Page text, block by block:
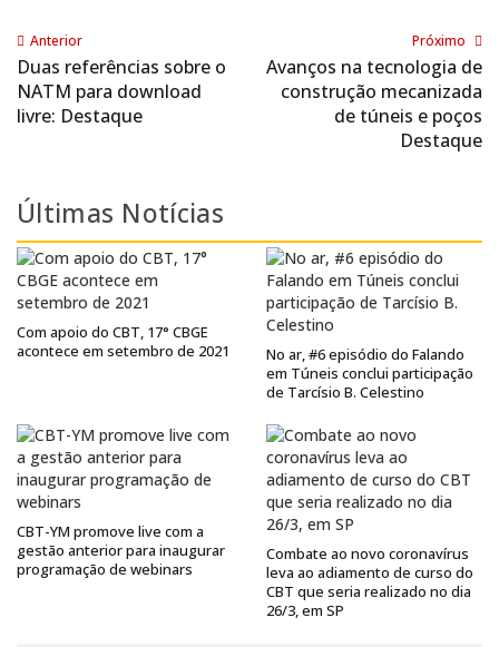
Anterior
Duas referências sobre o
NATM para download
livre: Destaque
Próximo
Avanços na tecnologia de
construção mecanizada
de túneis e poços
Destaque
Últimas Notícias
Com apoio do CBT, 17° CBGE
acontece em setembro de 2021
No ar, #6 episódio do Falando
em Túneis conclui participação
de Tarcísio B. Celestino
CBT-YM promove live com a
gestão anterior para inaugurar
programação de webinars
Combate ao novo coronavírus
leva ao adiamento de curso do
CBT que seria realizado no dia
26/3, em SP